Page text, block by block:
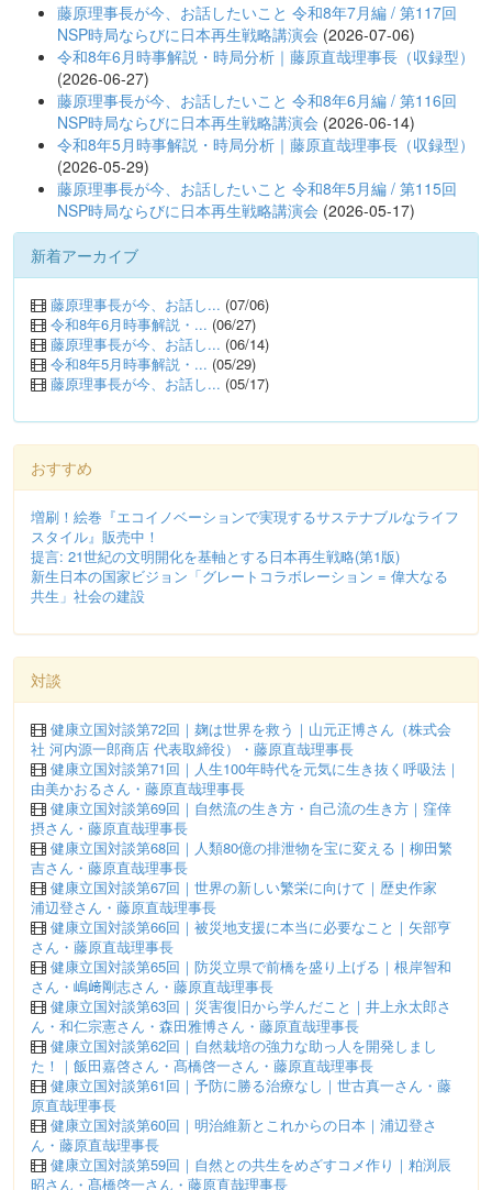
藤原理事長が今、お話したいこと 令和8年7月編 / 第117回
NSP時局ならびに日本再生戦略講演会 (2026-07-06)
令和8年6月時事解説・時局分析｜藤原直哉理事長（収録型）
(2026-06-27)
藤原理事長が今、お話したいこと 令和8年6月編 / 第116回
NSP時局ならびに日本再生戦略講演会 (2026-06-14)
令和8年5月時事解説・時局分析｜藤原直哉理事長（収録型）
(2026-05-29)
藤原理事長が今、お話したいこと 令和8年5月編 / 第115回
NSP時局ならびに日本再生戦略講演会 (2026-05-17)
新着アーカイブ
藤原理事長が今、お話し... (07/06)
令和8年6月時事解説・... (06/27)
藤原理事長が今、お話し... (06/14)
令和8年5月時事解説・... (05/29)
藤原理事長が今、お話し... (05/17)
おすすめ
増刷！絵巻『エコイノベーションで実現するサステナブルなライフ
スタイル』販売中！
提言: 21世紀の文明開化を基軸とする日本再生戦略(第1版)
新生日本の国家ビジョン「グレートコラボレーション = 偉大なる
共生」社会の建設
対談
健康立国対談第72回｜麹は世界を救う｜山元正博さん（株式会
社 河内源一郎商店 代表取締役）・藤原直哉理事長
健康立国対談第71回｜人生100年時代を元気に生き抜く呼吸法｜
由美かおるさん・藤原直哉理事長
健康立国対談第69回｜自然流の生き方・自己流の生き方｜窪倖
摂さん・藤原直哉理事長
健康立国対談第68回｜人類80億の排泄物を宝に変える｜柳田繁
吉さん・藤原直哉理事長
健康立国対談第67回｜世界の新しい繁栄に向けて｜歴史作家
浦辺登さん・藤原直哉理事長
健康立国対談第66回｜被災地支援に本当に必要なこと｜矢部亨
さん・藤原直哉理事長
健康立国対談第65回｜防災立県で前橋を盛り上げる｜根岸智和
さん・嶋﨑剛志さん・藤原直哉理事長
健康立国対談第63回｜災害復旧から学んだこと｜井上永太郎さ
ん・和仁宗憲さん・森田雅博さん・藤原直哉理事長
健康立国対談第62回｜自然栽培の強力な助っ人を開発しまし
た！｜飯田嘉啓さん・髙橋啓一さん・藤原直哉理事長
健康立国対談第61回｜予防に勝る治療なし｜世古真一さん・藤
原直哉理事長
健康立国対談第60回｜明治維新とこれからの日本｜浦辺登さ
ん・藤原直哉理事長
健康立国対談第59回｜自然との共生をめざすコメ作り｜粕渕辰
昭さん・髙橋啓一さん・藤原直哉理事長